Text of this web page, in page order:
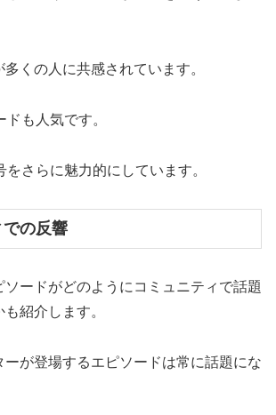
くの人に共感されています。
も人気です。
さらに魅力的にしています。
の反響
ードがどのようにコミュニティで話題
紹介します。
ーが登場するエピソードは常に話題にな